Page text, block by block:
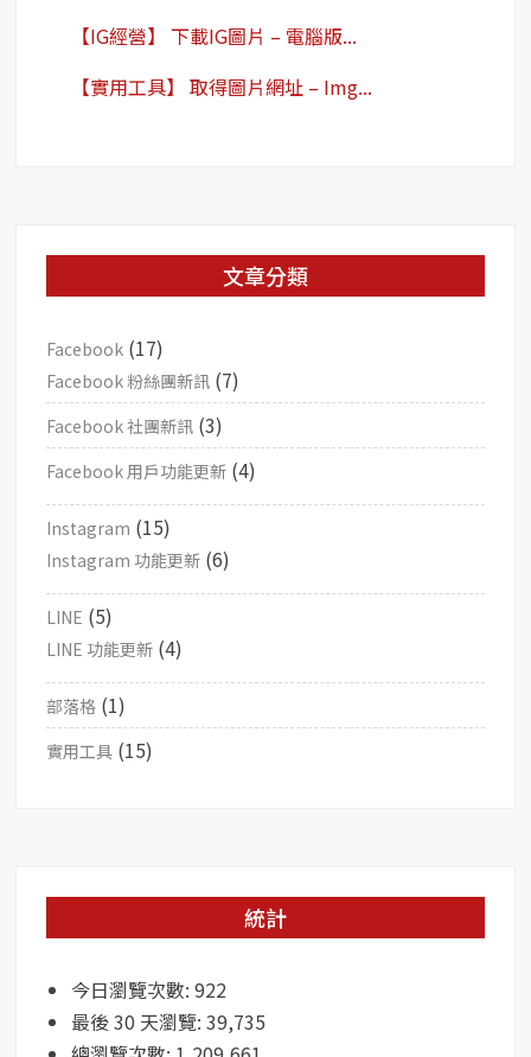
【IG經營】 下載IG圖片 – 電腦版...
【實用工具】 取得圖片網址 – Img...
文章分類
Facebook (17)
Facebook 粉絲團新訊 (7)
Facebook 社團新訊 (3)
Facebook 用戶功能更新 (4)
Instagram (15)
Instagram 功能更新 (6)
LINE (5)
LINE 功能更新 (4)
部落格 (1)
實用工具 (15)
統計
今日瀏覽次數:922
最後 30 天瀏覽:39,735